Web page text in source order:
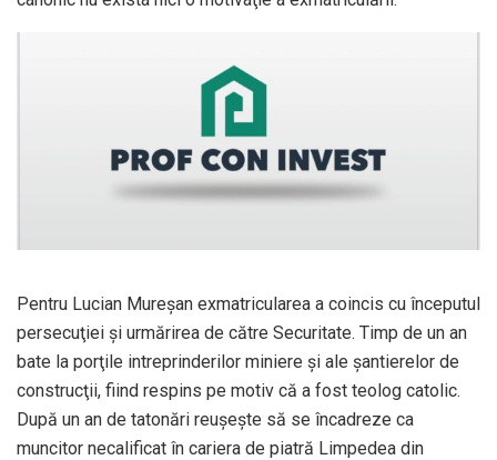
Pentru Lucian Mureşan exmatricularea a coincis cu începutul
persecuţiei şi urmărirea de către Securitate. Timp de un an
bate la porţile intreprinderilor miniere şi ale şantierelor de
construcţii, fiind respins pe motiv că a fost teolog catolic.
După un an de tatonări reuşeşte să se încadreze ca
muncitor necalificat în cariera de piatră Limpedea din